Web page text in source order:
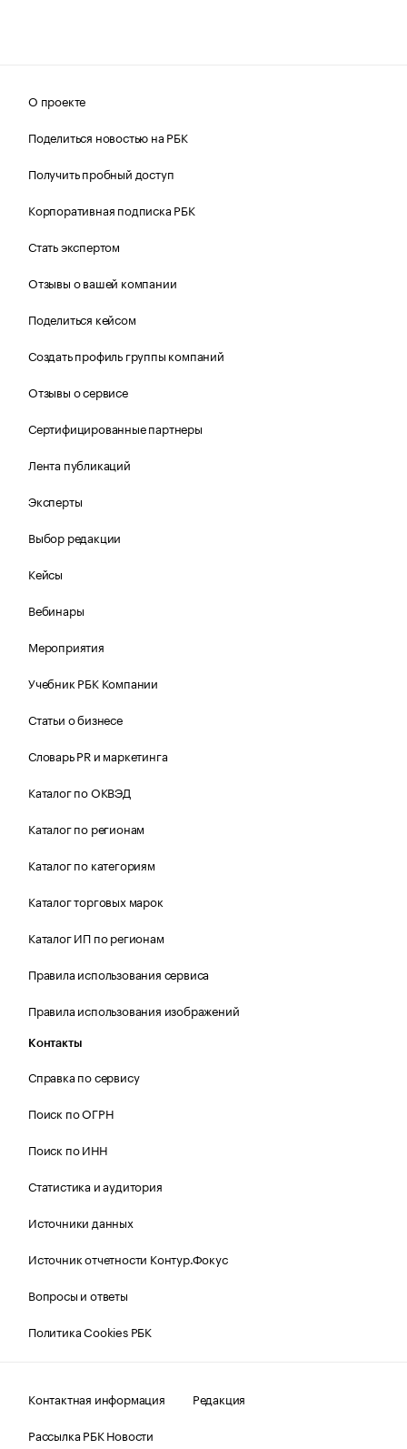
О проекте
Поделиться новостью на РБК
Получить пробный доступ
Корпоративная подписка РБК
Стать экспертом
Отзывы о вашей компании
Поделиться кейсом
Создать профиль группы компаний
Отзывы о сервисе
Сертифицированные партнеры
Лента публикаций
Эксперты
Выбор редакции
Кейсы
Вебинары
Мероприятия
Учебник РБК Компании
Статьи о бизнесе
Словарь PR и маркетинга
Каталог по ОКВЭД
Каталог по регионам
Каталог по категориям
Каталог торговых марок
Каталог ИП по регионам
Правила использования сервиса
Правила использования изображений
Контакты
Справка по сервису
Поиск по ОГРН
Поиск по ИНН
Статистика и аудитория
Источники данных
Источник отчетности Контур.Фокус
Вопросы и ответы
Политика Cookies РБК
Контактная информация
Редакция
Рассылка РБК Новости